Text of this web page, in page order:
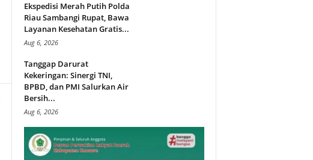
Ekspedisi Merah Putih Polda
Riau Sambangi Rupat, Bawa
Layanan Kesehatan Gratis...
Aug 6, 2026
Tanggap Darurat
Kekeringan: Sinergi TNI,
BPBD, dan PMI Salurkan Air
Bersih...
Aug 6, 2026